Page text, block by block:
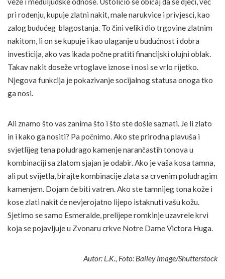
pri rođenju, kupuje zlatni nakit, male narukvice i privjesci, kao
zalog budućeg blagostanja. To čini veliki dio trgovine zlatnim
nakitom, li on se kupuje i kao ulaganje u budućnost i dobra
investicija, ako vas ikada počne pratiti financijski olujni oblak.
Takav nakit doseže vrtoglave iznose i nosi se vrlo rijetko.
Njegova funkcija je pokazivanje socijalnog statusa onoga tko
ga nosi.
Ali znamo što vas zanima što i što ste došle saznati. Je li zlato
in i kako ga nositi? Pa počnimo. Ako ste prirodna plavuša i
svjetlijeg tena poludrago kamenje narančastih tonova u
kombinaciji sa zlatom sjajan je odabir. Ako je vaša kosa tamna,
ali put svijetla, birajte kombinacije zlata sa crvenim poludragim
kamenjem. Dojam će biti vatren. Ako ste tamnijeg tona kože i
kose zlati nakit će nevjerojatno lijepo istaknuti vašu kožu.
Sjetimo se samo Esmeralde, prelijepe romkinje uzavrele krvi
koja se pojavljuje u Zvonaru crkve Notre Dame Victora Huga.
Autor: L.K., Foto: Bailey Image/Shutterstock